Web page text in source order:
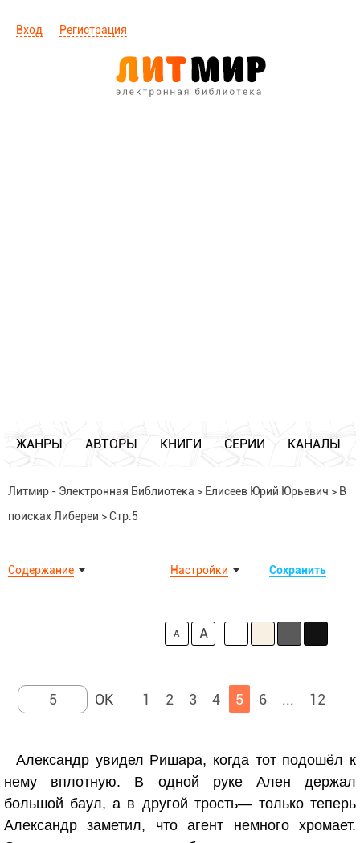
Вход Регистрация
ЖАНРЫ АВТОРЫ КНИГИ СЕРИИ КАНАЛЫ
Литмир - Электронная Библиотека > Елисеев Юрий Юрьевич > В
поисках Либереи >Стр.5
Содержание Сохранить
Настройки
A A
1 2 3 4 5 6 ... 12
Александр увидел Ришара, когда тот подошёл к
нему вплотную. В одной руке Ален держал
большой баул, а в другой трость— только теперь
Александр заметил, что агент немного хромает.